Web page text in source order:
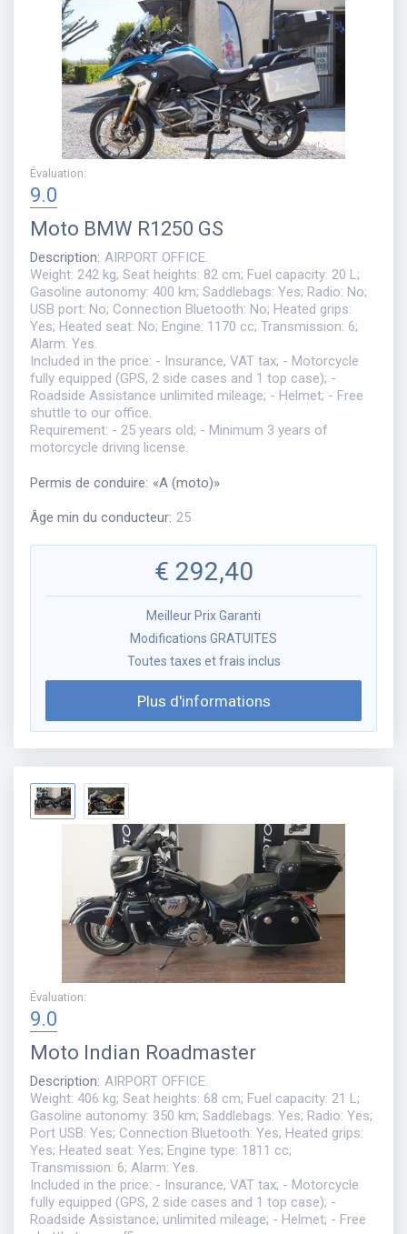
Évaluation:
9.0
Moto BMW R1250 GS
Description: AIRPORT OFFICE.
Weight: 242 kg; Seat heights: 82 cm; Fuel capacity: 20 L;
Gasoline autonomy: 400 km; Saddlebags: Yes; Radio: No;
USB port: No; Connection Bluetooth: No; Heated grips:
Yes; Heated seat: No; Engine: 1170 cc; Transmission: 6;
Alarm: Yes.
Included in the price: - Insurance, VAT tax; - Motorcycle
fully equipped (GPS, 2 side cases and 1 top case); -
Roadside Assistance unlimited mileage; - Helmet; - Free
shuttle to our office.
Requirement: - 25 years old; - Minimum 3 years of
motorcycle driving license.
Permis de conduire: «A (moto)»
Âge min du conducteur: 25
€ 292,40
Meilleur Prix Garanti
Modifications GRATUITES
Toutes taxes et frais inclus
Plus d'informations
Évaluation:
9.0
Moto Indian Roadmaster
Description: AIRPORT OFFICE.
Weight: 406 kg; Seat heights: 68 cm; Fuel capacity: 21 L;
Gasoline autonomy: 350 km; Saddlebags: Yes; Radio: Yes;
Port USB: Yes; Connection Bluetooth: Yes; Heated grips:
Yes; Heated seat: Yes; Engine type: 1811 cc;
Transmission: 6; Alarm: Yes.
Included in the price: - Insurance, VAT tax; - Motorcycle
fully equipped (GPS, 2 side cases and 1 top case); -
Roadside Assistance; unlimited mileage; - Helmet; - Free